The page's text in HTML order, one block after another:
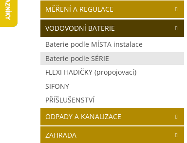
p
n
e
MĚŘENÍ A REGULACE
VODOVODNÍ BATERIE
Baterie podle MÍSTA instalace
Baterie podle SÉRIE
FLEXI HADIČKY (propojovací)
SIFONY
PŘÍŠLUŠENSTVÍ
ODPADY A KANALIZACE
ZAHRADA